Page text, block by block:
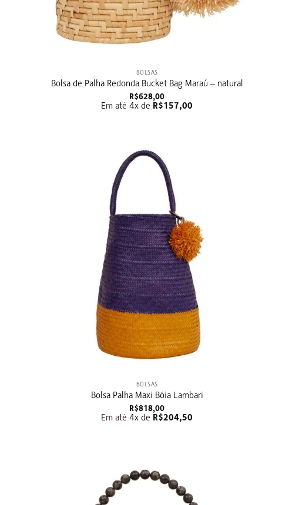
BOLSAS
Bolsa de Palha Redonda Bucket Bag Maraú – natural
R$628,00
Em até 4x de R$157,00
BOLSAS
Bolsa Palha Maxi Bóia Lambari
R$818,00
Em até 4x de R$204,50